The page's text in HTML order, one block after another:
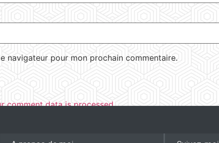
navigateur pour mon prochain commentaire.
comment data is processed.